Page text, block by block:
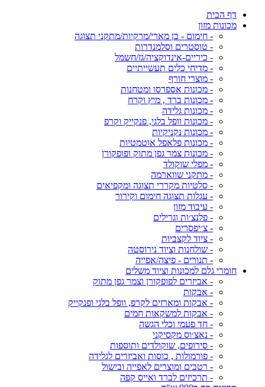
דף הבית
מכונות מזון
- חימום - בן מארי/מרקיות/מתקני תצוגה
- טוסטרים וסלמנדרות
- כיריים-אינדוקציה/גז/חשמל
- מדיחי כלים תעשייתיים
- מוצרי חורף
- מכונות אספרסו ומטחנות
- מכונות ברד , מיץ וקרח
- מכונות גלידה
- מכונות וופל בלגי, פנקייק וקרפ
- מכונות נקניקיות
- מכונות פלאפל אוטמטיות
- מכונות צמר גפן מתוק ופופקורן
- מפלי שוקולד
- מתקני שווארמה
- סלטיות מקררי תצוגה ומקפיאים
- עגלות תצוגה חימום וקירור
- עיבוד מזון
- פלנצ׳ות וגרילים
- צ׳יפסרים
- ציוד לקצביות
- שולחנות וציוד נירוסטה
- תנורים - פיצה/אפייה
חומרי גלם למכונות וציוד משלים
- אביזרים לפופקורן וצמר גפן מתוק
- אבקות
- אבקות ומארזים לקרפ, וופל בלגי ופנקייק
- אבקות למשקאות חמים
- חד פעמי וכלי הגשה
- נאצ׳וס מקסיקני
- סירופים, שוקולדים ותוספות
- פורמולות , כוסות ואביזרים לגלידה
- רטבים ומוצרים לאפייה ובישול
- תרכיזים לברד ואייס קפה